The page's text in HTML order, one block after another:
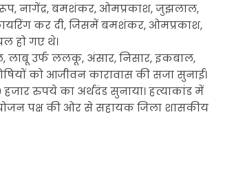
नागेंद्र, बमशंकर, ओमप्रकाश, जुझलाल,
कर दी, जिसमें बमशंकर, ओमप्रकाश,
हो गए थे।
लाबू उर्फ ललकू, अंसार, निसार, इकबाल,
को आजीवन कारावास की सजा सुनाई।
रुपये का अर्थदंड सुनाया। हत्याकांड में
पक्ष की ओर से सहायक जिला शासकीय